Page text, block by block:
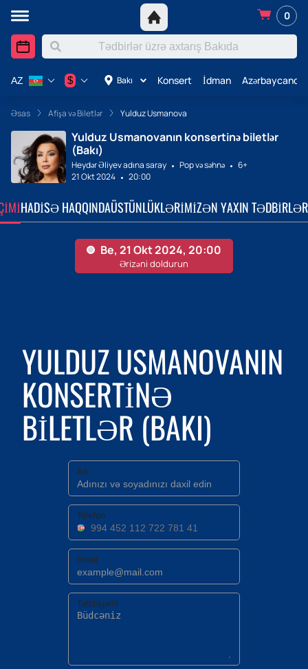
0
Bakı Konsert İdman Azərbaycanda
AZ $
Əsas Afişa və Biletlər Yulduz Usmanova
Yulduz Usmanovanın konsertinə biletlər
(Bakı)
Heydər Əliyev adına saray Pop və səhnə
6+
21 Okt 2024
20:00
HADISƏ HAQQINDAÜSTÜNLÜKLƏRIMIZƏN YAXIN TƏDBIRLƏR
YULDUZ USMANOVANIN
KONSERTINƏ
BILETLƏR (BAKI)
Ad
Telefon
Email
Tətbiq şərhi